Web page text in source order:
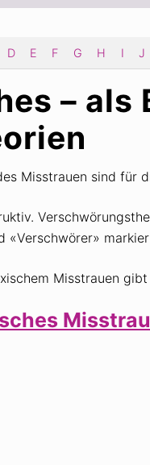
D E F G H I J
– als
Misstrauen sind
«Verschwörer»
Misstrauen